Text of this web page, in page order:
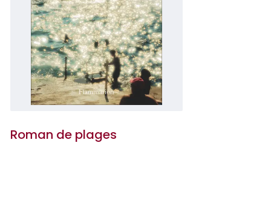
Roman de plages